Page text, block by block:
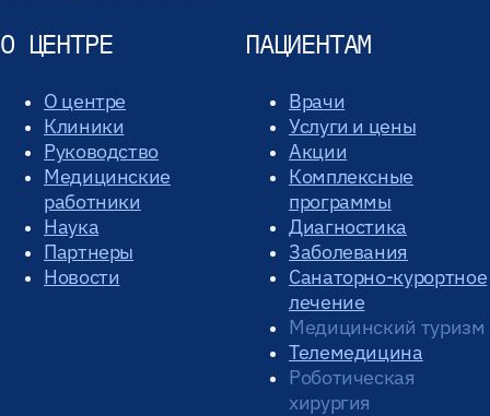
О ЦЕНТРЕ
О центре
Клиники
Руководство
Медицинские
работники
Наука
Партнеры
Новости
ПАЦИЕНТАМ
Врачи
Услуги и цены
Акции
Комплексные
программы
Диагностика
Заболевания
Санаторно-курортное
лечение
Медицинский туризм
Телемедицина
Роботическая
хирургия